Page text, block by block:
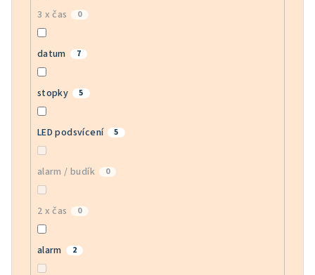
3 x čas 0
datum 7
stopky 5
LED podsvícení 5
alarm / budík 0
2 x čas 0
alarm 2